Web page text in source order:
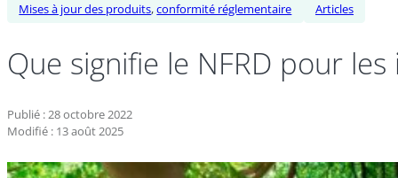
Mises à jour des produits,conformité réglementaire Articles
Que signifie le NFRD pour
Publié : 28 octobre 2022
Modifié : 13 août 2025